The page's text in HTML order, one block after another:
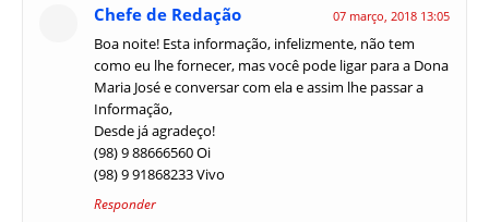
Chefe de Redação 07 março, 2018 13:05
Boa noite! Esta informação, infelizmente, não tem
como eu lhe fornecer, mas você pode ligar para a Dona
Maria José e conversar com ela e assim lhe passar a
Informação,
Desde já agradeço!
(98) 9 88666560 Oi
(98) 9 91868233 Vivo
Responder